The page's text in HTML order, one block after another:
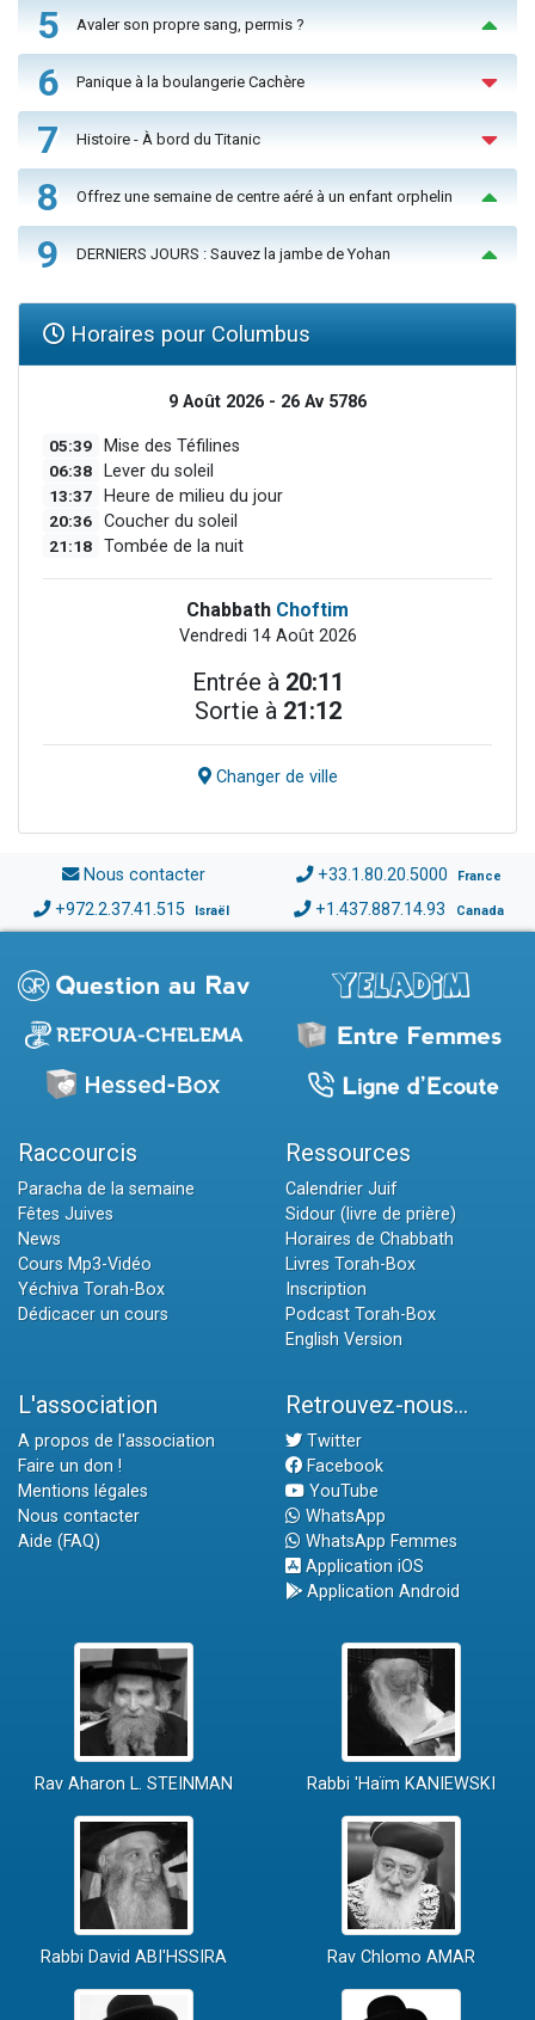
5 Avaler son propre sang, permis ?
6 Panique à la boulangerie Cachère
7 Histoire - À bord du Titanic
8 Offrez une semaine de centre aéré à un enfant orphelin
9 DERNIERS JOURS : Sauvez la jambe de Yohan
Horaires pour Columbus
9 Août 2026 - 26 Av 5786
05:39 Mise des Téfilines
06:38 Lever du soleil
13:37 Heure de milieu du jour
20:36 Coucher du soleil
21:18 Tombée de la nuit
Chabbath Choftim
Vendredi 14 Août 2026
Entrée à 20:11
Sortie à 21:12
Changer de ville
Nous contacter +33.1.80.20.5000 France
+972.2.37.41.515 Israël +1.437.887.14.93 Canada
Raccourcis
Paracha de la semaine
Fêtes Juives
News
Cours Mp3-Vidéo
Yéchiva Torah-Box
Dédicacer un cours
Ressources
Calendrier Juif
Sidour (livre de prière)
Horaires de Chabbath
Livres Torah-Box
Inscription
Podcast Torah-Box
English Version
L'association
A propos de l'association
Faire un don !
Mentions légales
Nous contacter
Aide (FAQ)
Retrouvez-nous...
Twitter
Facebook
YouTube
WhatsApp
WhatsApp Femmes
Application iOS
Application Android
Rav Aharon L. STEINMAN Rabbi 'Haïm KANIEWSKI
Rabbi David ABI'HSSIRA Rav Chlomo AMAR